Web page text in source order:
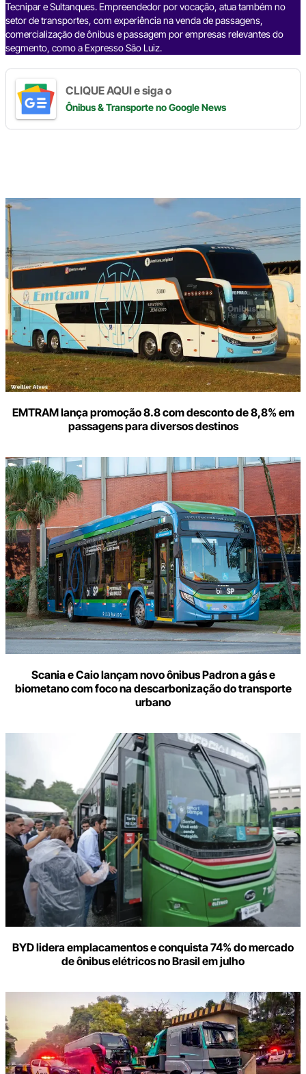
k n m p k
Tecnipar e Sultanques. Empreendedor por vocação, atua também no
setor de transportes, com experiência na venda de passagens,
comercialização de ônibus e passagem por empresas relevantes do
segmento, como a Expresso São Luiz.
CLIQUE AQUI e siga o
Ônibus & Transporteno Google News
EMTRAM lança promoção 8.8 com desconto de 8,8% em
passagens para diversos destinos
Scania e Caio lançam novo ônibus Padron a gás e
biometano com foco na descarbonização do transporte
urbano
BYD lidera emplacamentos e conquista 74% do mercado
de ônibus elétricos no Brasil em julho
Digite
aqui
o
seu
e-
mail